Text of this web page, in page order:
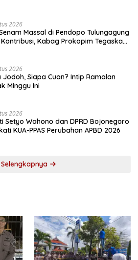
2026
Massal di Pendopo Tulungagung
Kabag Prokopim Tegaskan
2026
Jodoh, Siapa Cuan? Intip Ramalan
Minggu Ini
2026
Setyo Wahono dan DPRD Bojonegoro
KUA-PPAS Perubahan APBD 2026
Selengkapnya